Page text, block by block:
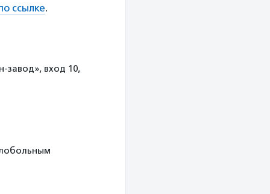
ссылке.
завод», вход 10,